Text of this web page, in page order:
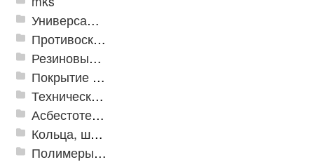
Универсальные модульные покрытия
Противоскользящая защита для лестниц, профили, ленты
Резиновые и ПВХ дорожки
Покрытие из резиновой крошки
Техническая резина
Асбестотехнические и теплоизоляционные материалы
Кольца, шайбы, манжеты
Полимеры и пластики